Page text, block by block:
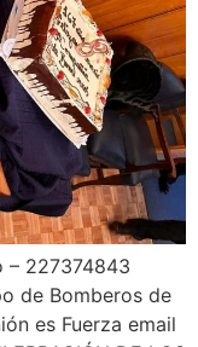
– 227374843
de Bomberos de
es Fuerza email